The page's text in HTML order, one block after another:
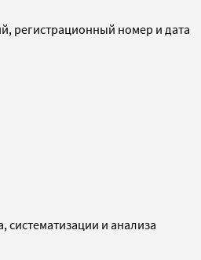
регистрационный номер и дата
и анализа